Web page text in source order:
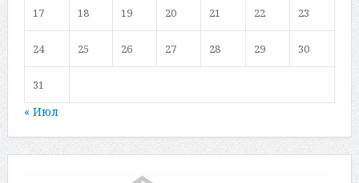
17 18 19 20 21 22 23
24 25 26 27 28 29 30
31
« Июл